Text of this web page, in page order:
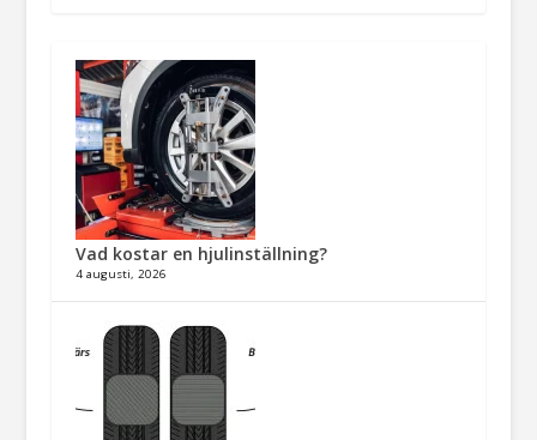
Vad kostar en hjulinställning?
4 augusti, 2026